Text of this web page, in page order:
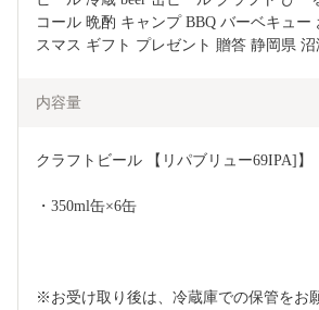
コール 晩酌 キャンプ BBQ バーベキュー
スマス ギフト プレゼント 贈答 静岡県
内容量
クラフトビール 【リパブリュー69IPA]】
・350ml缶×6缶
※お受け取り後は、冷蔵庫での保管をお